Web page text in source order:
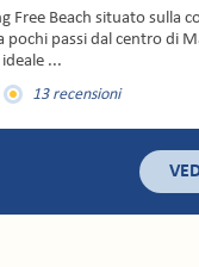
Village Il Gineprino si
dalla macchia
5 recensioni